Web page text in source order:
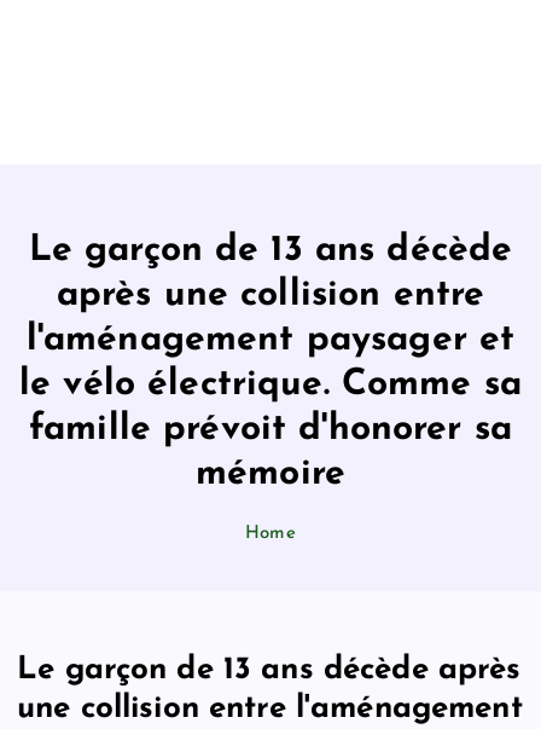
Le garçon de 13 ans décède
après une collision entre
l'aménagement paysager et
le vélo électrique. Comme sa
famille prévoit d'honorer sa
mémoire
Home
Le garçon de 13 ans décède après
une collision entre l'aménagement